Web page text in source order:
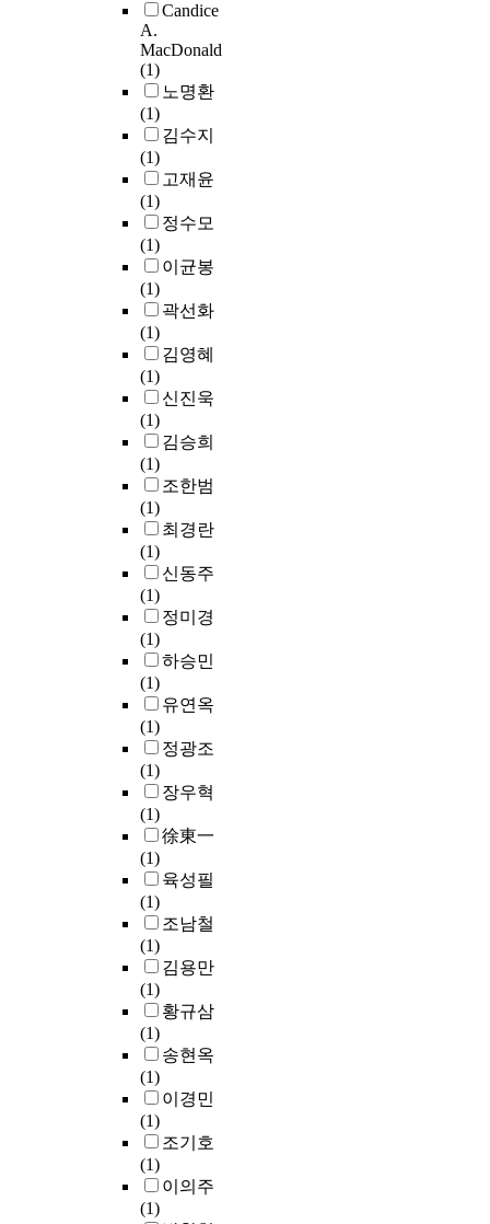
Candice
A.
MacDonald
(1)
노명환
(1)
김수지
(1)
고재윤
(1)
정수모
(1)
이균봉
(1)
곽선화
(1)
김영혜
(1)
신진욱
(1)
김승희
(1)
조한범
(1)
최경란
(1)
신동주
(1)
정미경
(1)
하승민
(1)
유연옥
(1)
정광조
(1)
장우혁
(1)
徐東一
(1)
육성필
(1)
조남철
(1)
김용만
(1)
황규삼
(1)
송현옥
(1)
이경민
(1)
조기호
(1)
이의주
(1)